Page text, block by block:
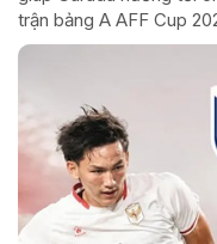
trận bảng A AFF Cup